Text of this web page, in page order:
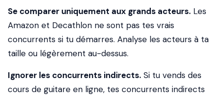
Se comparer uniquement aux grands acteurs. Les
Amazon et Decathlon ne sont pas tes vrais
concurrents si tu démarres. Analyse les acteurs à ta
taille ou légèrement au-dessus.
Ignorer les concurrents indirects. Si tu vends des
cours de guitare en ligne, tes concurrents indirects